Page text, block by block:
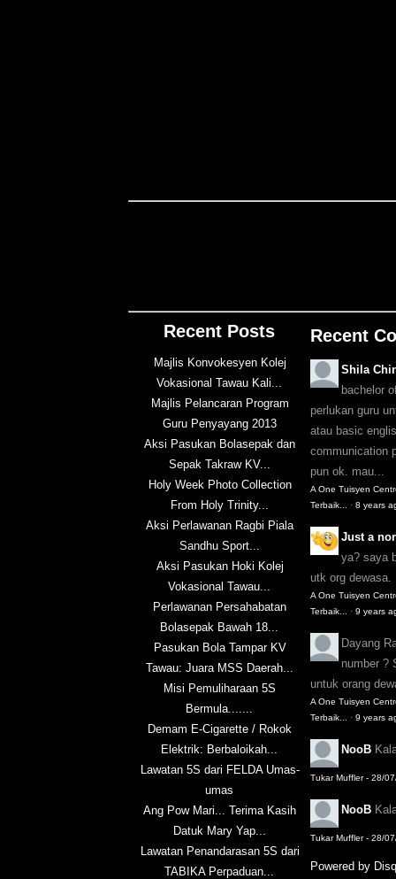
Recent Posts
Majlis Konvokesyen Kolej
Vokasional Tawau Kali...
Majlis Pelancaran Program
Guru Penyayang 2013
Aksi Pasukan Bolasepak dan
Sepak Takraw KV...
Holy Week Photo Collection
From Holy Trinity...
Aksi Perlawanan Ragbi Piala
Sandhu Sport...
Aksi Pasukan Hoki Kolej
Vokasional Tawau...
Perlawanan Persahabatan
Bolasepak Bawah 18...
Pasukan Bola Tampar KV
Tawau: Juara MSS Daerah...
Misi Pemuliharaan 5S
Bermula.......
Demam E-Cigarette / Rokok
Elektrik: Berbaloikah...
Lawatan 5S dari FELDA Umas-
umas
Ang Pow Mari... Terima Kasih
Datuk Mary Yap...
Lawatan Penandarasan 5S dari
TABIKA Perpaduan...
Recent
Shila
bachelor
perlukan guru
atau basic
communication
pun ok. mau...
A One Tuisyen
Terbaik...
·8 years
Just a
ya? saya
utk org dewasa.
A One Tuisyen
Terbaik...
·9 years
Dayang
number ?
untuk orang
A One Tuisyen
Terbaik...
·9 years
NooB
Tukar Muffler - 28/
NooB
Tukar Muffler - 28/
Powered by